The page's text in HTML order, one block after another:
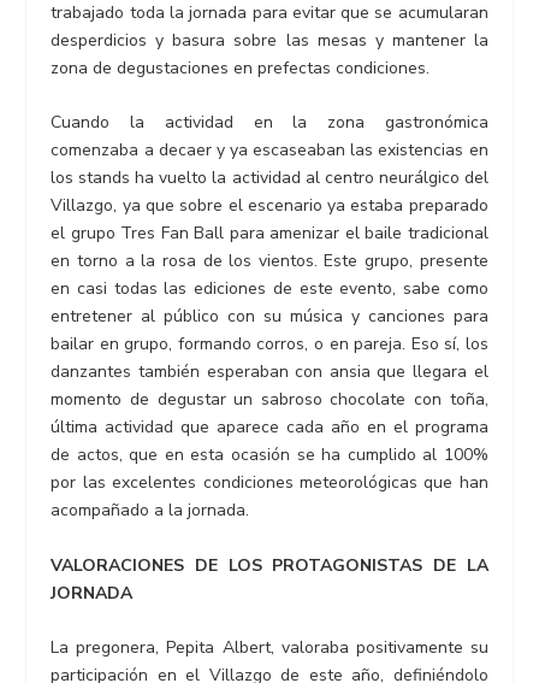
trabajado toda la jornada para evitar que se acumularan
desperdicios y basura sobre las mesas y mantener la
zona de degustaciones en prefectas condiciones.
Cuando la actividad en la zona gastronómica
comenzaba a decaer y ya escaseaban las existencias en
los stands ha vuelto la actividad al centro neurálgico del
Villazgo, ya que sobre el escenario ya estaba preparado
el grupo Tres Fan Ball para amenizar el baile tradicional
en torno a la rosa de los vientos. Este grupo, presente
en casi todas las ediciones de este evento, sabe como
entretener al público con su música y canciones para
bailar en grupo, formando corros, o en pareja. Eso sí, los
danzantes también esperaban con ansia que llegara el
momento de degustar un sabroso chocolate con toña,
última actividad que aparece cada año en el programa
de actos, que en esta ocasión se ha cumplido al 100%
por las excelentes condiciones meteorológicas que han
acompañado a la jornada.
VALORACIONES DE LOS PROTAGONISTAS DE LA
JORNADA
La pregonera, Pepita Albert, valoraba positivamente su
participación en el Villazgo de este año, definiéndolo